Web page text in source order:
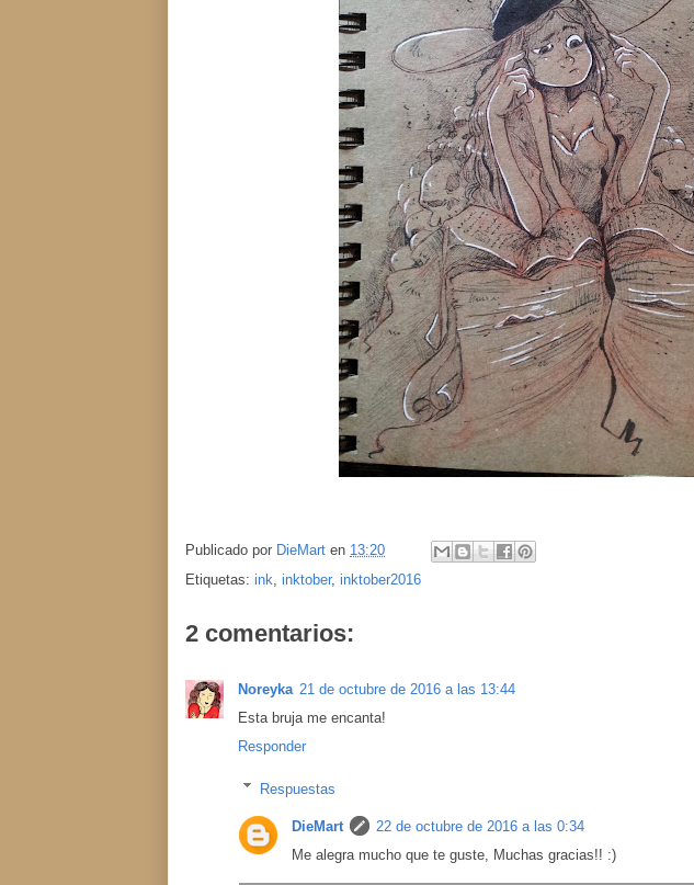
Publicado por DieMart en 13:20
Etiquetas: ink, inktober, inktober2016
2 comentarios:
Noreyka 21 de octubre de 2016 a las 13:44
Esta bruja me encanta!
Responder
Respuestas
DieMart
22 de octubre de 2016 a las 0:34
Me alegra mucho que te guste, Muchas gracias!! :)